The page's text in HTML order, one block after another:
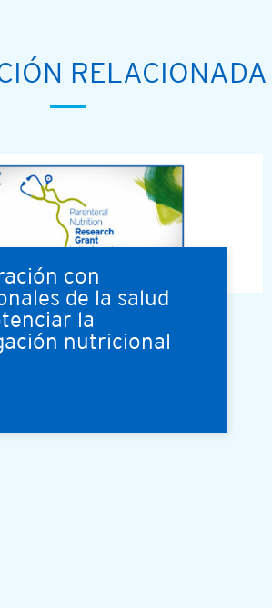
RELACIONADA
con
de la salud
la
nutricional